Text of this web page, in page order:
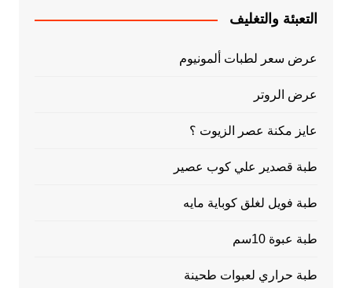
التعبئة والتغليف
عرض سعر لطبات ألمونيوم
عرض الروتر
عايز مكنة عصر الزيوت ؟
طبة قصدير علي كوب عصير
طبة فويل لغلق كوباية مايه
طبة عبوة 10سم
طبة حراري لعبوات طحينة